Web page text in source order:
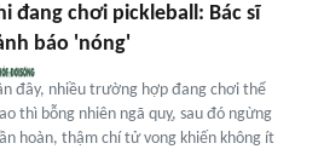
đang chơi pickleball: Bác sĩ
báo 'nóng'
đây, nhiều trường hợp đang chơi thể
thì bỗng nhiên ngã quỵ, sau đó ngừng
hoàn, thậm chí tử vong khiến không ít